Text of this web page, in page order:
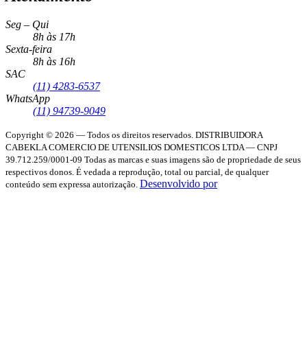
Seg – Qui
8h às 17h
Sexta-feira
8h às 16h
SAC
(11) 4283-6537
WhatsApp
(11) 94739-9049
Copyright © 2026 — Todos os direitos reservados. DISTRIBUIDORA
CABEKLA COMERCIO DE UTENSILIOS DOMESTICOS LTDA — CNPJ
39.712.259/0001-09 Todas as marcas e suas imagens são de propriedade de seus
respectivos donos. É vedada a reprodução, total ou parcial, de qualquer
conteúdo sem expressa autorização. Desenvolvido por